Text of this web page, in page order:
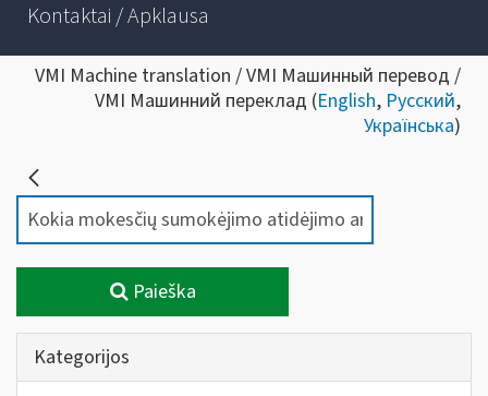
Kontaktai / Apklausa
VMI Machine translation / VMI Машинный перевод /
VMI Машинний переклад (English, Русский,
Українська)
Paieška
Kategorijos